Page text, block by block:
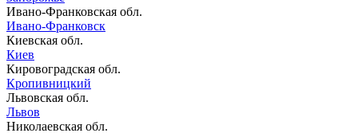
Ивано-Франковская обл.
Ивано-Франковск
Киевская обл.
Киев
Кировоградская обл.
Кропивницкий
Львовская обл.
Львов
Николаевская обл.